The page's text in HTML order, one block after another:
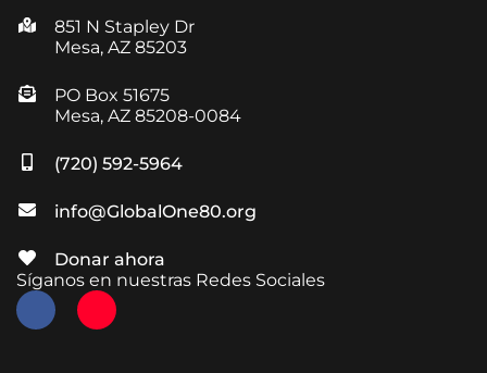
851 N Stapley Dr
Mesa, AZ 85203
PO Box 51675
Mesa, AZ 85208-0084
(720) 592-5964
info@GlobalOne80.org
Donar ahora
Síganos en nuestras Redes Sociales